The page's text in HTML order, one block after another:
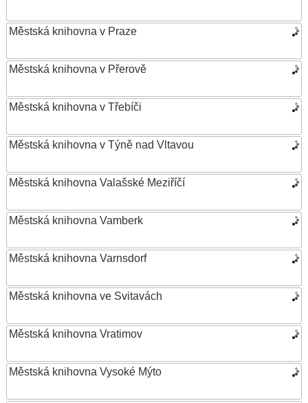
Městská knihovna v Praze
Městská knihovna v Přerově
Městská knihovna v Třebíči
Městská knihovna v Týně nad Vltavou
Městská knihovna Valašské Meziříčí
Městská knihovna Vamberk
Městská knihovna Varnsdorf
Městská knihovna ve Svitavách
Městská knihovna Vratimov
Městská knihovna Vysoké Mýto